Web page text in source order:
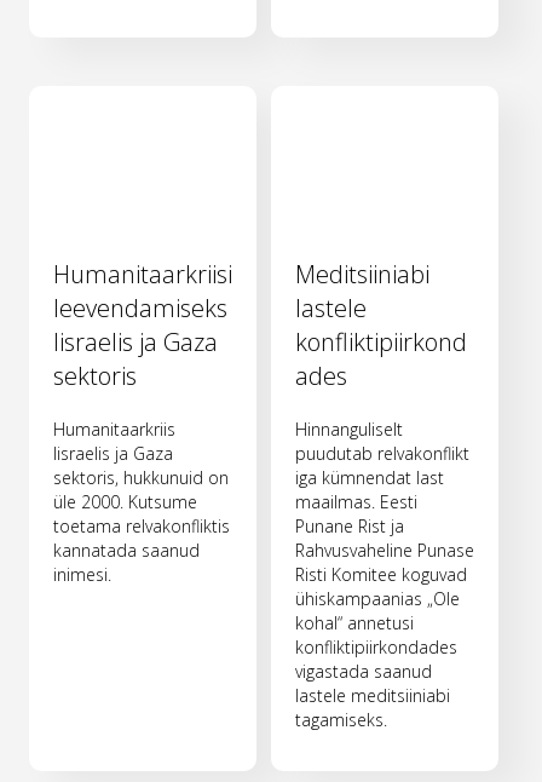
Humanitaarkriisi
leevendamiseks
Iisraelis ja Gaza
sektoris
Humanitaarkriis
Iisraelis ja Gaza
sektoris, hukkunuid on
üle 2000. Kutsume
toetama relvakonfliktis
kannatada saanud
inimesi.
Meditsiiniabi
lastele
konfliktipiirkond
ades
Hinnanguliselt
puudutab relvakonflikt
iga kümnendat last
maailmas. Eesti
Punane Rist ja
Rahvusvaheline Punase
Risti Komitee koguvad
ühiskampaanias „Ole
kohal“ annetusi
konfliktipiirkondades
vigastada saanud
lastele meditsiiniabi
tagamiseks.